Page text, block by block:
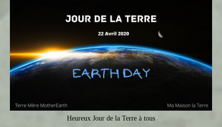
Heureux Jour de la Terre à tous